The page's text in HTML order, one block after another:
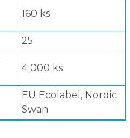
160 ks
25
4 000 ks
EU Ecolabel, Nordic
Swan